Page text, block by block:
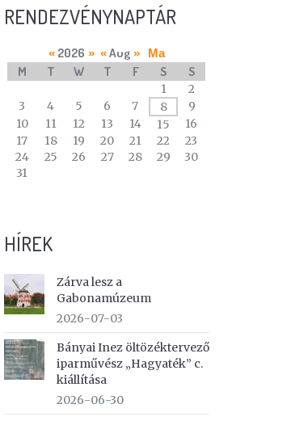
RENDEZVÉNYNAPTÁR
calendar
of
events
« 2026 » « Aug » Ma
M T W T F S S
1
2
3
4 5 6 7 8
9
10
11 12 13 14 15
16
17
18 19 20 21 22
23
24
25 26 27 28 29
30
31
HÍREK
Zárva lesz a
Gabonamúzeum
2026-07-03
Bányai Inez öltözéktervező
iparművész „Hagyaték” c.
kiállítása
2026-06-30